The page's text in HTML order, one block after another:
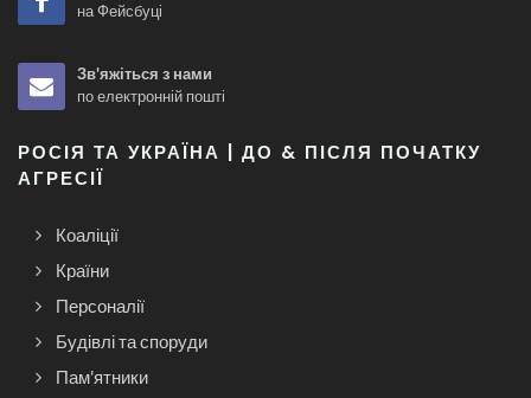
на Фейсбуці
Зв'яжіться з нами
по електронній пошті
РОСІЯ ТА УКРАЇНА | ДО & ПІСЛЯ ПОЧАТКУ
АГРЕСІЇ
Коаліції
Країни
Персоналії
Будівлі та споруди
Пам'ятники